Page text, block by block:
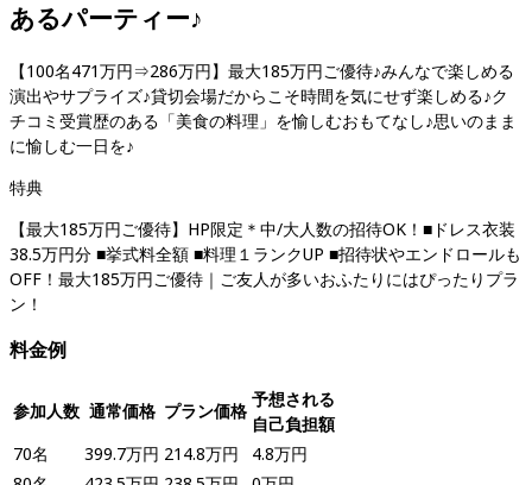
あるパーティー♪
【100名471万円⇒286万円】最大185万円ご優待♪みんなで楽しめる
演出やサプライズ♪貸切会場だからこそ時間を気にせず楽しめる♪ク
チコミ受賞歴のある「美食の料理」を愉しむおもてなし♪思いのまま
に愉しむ一日を♪
特典
【最大185万円ご優待】HP限定＊中/大人数の招待OK！■ドレス衣装
38.5万円分 ■挙式料全額 ■料理１ランクUP ■招待状やエンドロールも
OFF！最大185万円ご優待｜ご友人が多いおふたりにはぴったりプラ
ン！
料金例
参加人数 通常価格 プラン価格
予想される
自己負担額
70名 399.7万円 214.8万円 4.8万円